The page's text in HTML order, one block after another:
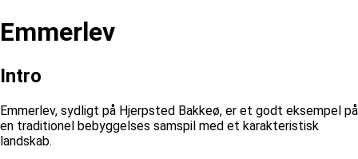
Emmerlev
Intro
Emmerlev, sydligt på Hjerpsted Bakkeø, er et godt eksempel på
en traditionel bebyggelses samspil med et karakteristisk
landskab.